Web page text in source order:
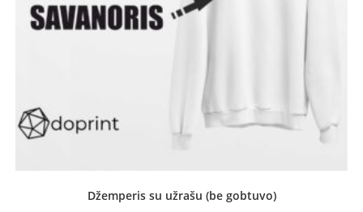
Džemperis su užrašu (be gobtuvo)